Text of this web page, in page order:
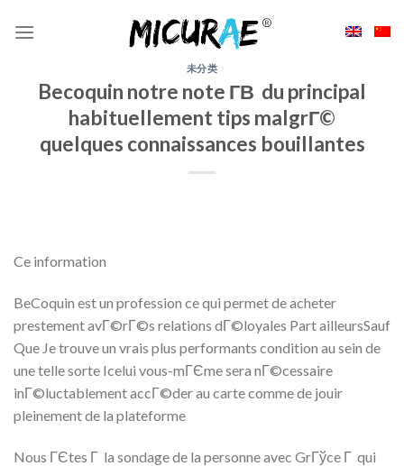
未分类
Becoquin notre note Г­В du principal
habituellement tips malgrГ©
quelques connaissances bouillantes
Ce information
BeCoquin est un profession ce qui permet de acheter
prestement avГ©rГ©s relations dГ©loyales Part ailleursSauf
Que Je trouve un vrais plus performants condition au sein de
une telle sorte Icelui vous-mГЄme sera nГ©cessaire
inГ©luctablement accГ©der au carte comme de jouir
pleinement de la plateforme
Nous ГЄtes Г la sondage de la personne avec GrГўce Г qui